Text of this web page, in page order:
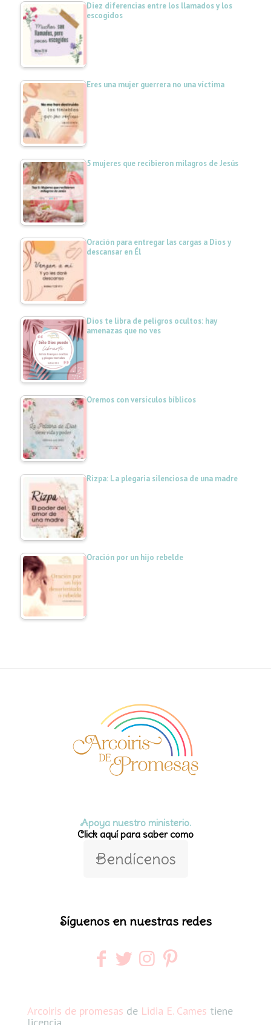
Diez diferencias entre los llamados y los
escogidos
Eres una mujer guerrera no una víctima
5 mujeres que recibieron milagros de Jesús
Oración para entregar las cargas a Dios y
descansar en Él
Dios te libra de peligros ocultos: hay
amenazas que no ves
Oremos con versículos bíblicos
Rizpa: La plegaria silenciosa de una madre
Oración por un hijo rebelde
Apoya nuestro ministerio.
Click aquí para saber como
Bendícenos
Síguenos en nuestras redes
Arcoiris de promesas de Lidia E. Cames tiene